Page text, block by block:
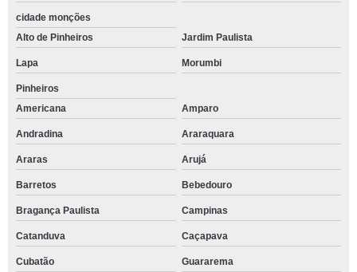
cidade monções
Alto de Pinheiros
Jardim Paulista
Lapa Morumbi
Pinheiros
Americana
Amparo
Andradina Araraquara
Araras Arujá
Barretos Bebedouro
Bragança Paulista Campinas
Catanduva Caçapava
Cubatão Guararema